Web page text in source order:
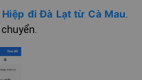
Hiệp đi Đà Lạt từ Cà Mau.